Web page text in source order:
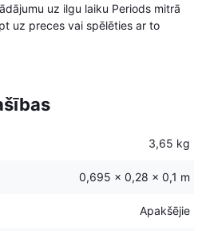
uz ilgu laiku Periods mitrā
uz preces vai spēlēties ar to
3,65 kg
0,695 × 0,28 × 0,1 m
Apakšējie